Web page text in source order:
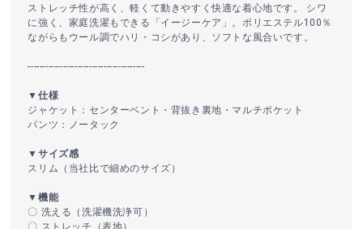
ストレッチ性が高く、軽くて動きやすく快適な着心地です。 シワ
に強く、家庭洗濯もできる「イージーケア」。ポリエステル100％
ながらもウール調でハリ・コシがあり、ソフトな風合いです。
----------------------------------------
▼仕様
ジャケット：センターベント・背抜き裏地・マルチポケット
パンツ：ノータック
▼サイズ感
スリム（当社比で細めのサイズ）
▼機能
〇 洗える（洗濯機洗浄可）
〇 ストレッチ（表地）